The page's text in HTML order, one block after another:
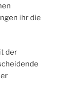
ihr die
der